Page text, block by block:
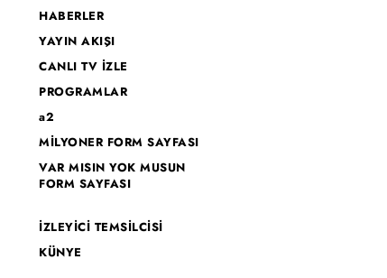
HABERLER
YAYIN AKIŞI
CANLI TV İZLE
PROGRAMLAR
a2
MİLYONER FORM SAYFASI
VAR MISIN YOK MUSUN
FORM SAYFASI
İZLEYİCİ TEMSİLCİSİ
KÜNYE